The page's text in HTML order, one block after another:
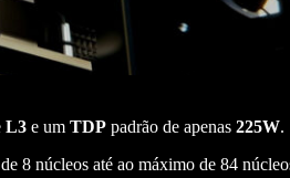
L3 e um TDP padrão de apenas 225W.
8 núcleos até ao máximo de 84